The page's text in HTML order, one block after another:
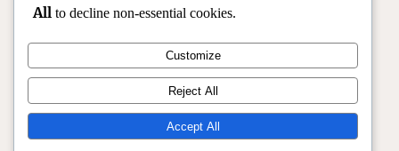
Official Site of Christian Montanari | Racer & Motorsport
Profile
All to decline non-essential cookies.
Customize
Reject All
Accept All